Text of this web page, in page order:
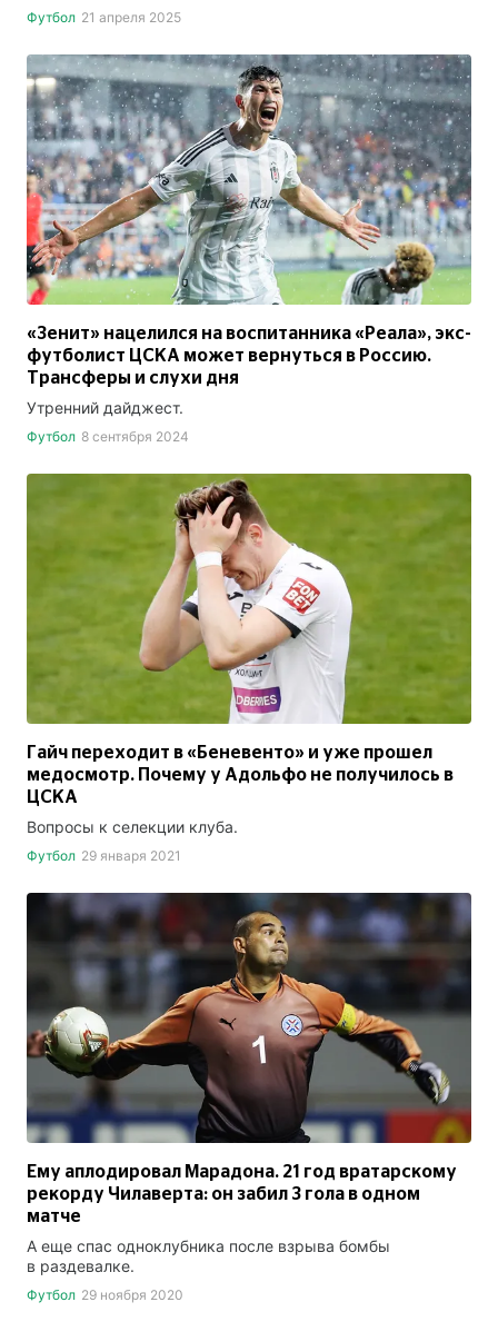
Футбол 21 апреля 2025
«Зенит» нацелился на воспитанника «Реала», экс-
футболист ЦСКА может вернуться в Россию.
Трансферы и слухи дня
Утренний дайджест.
Футбол 8 сентября 2024
Гайч переходит в «Беневенто» и уже прошел
медосмотр. Почему у Адольфо не получилось в
ЦСКА
Вопросы к селекции клуба.
Футбол 29 января 2021
Ему аплодировал Марадона. 21 год вратарскому
рекорду Чилаверта: он забил 3 гола в одном
матче
А еще спас одноклубника после взрыва бомбы
в раздевалке.
Футбол 29 ноября 2020